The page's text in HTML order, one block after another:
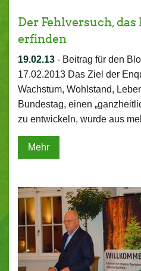
Der Fehlversuch, das
erfinden
19.02.13 - Beitrag für den
17.02.2013 Das Ziel der
Wachstum, Wohlstand,
Bundestag, einen
zu entwickeln, wurde aus
Mehr